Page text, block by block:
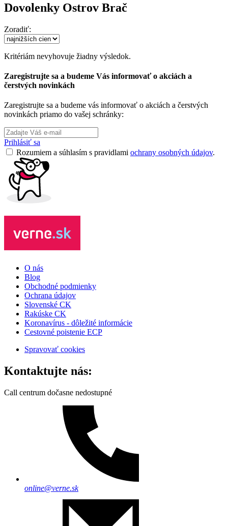
Dovolenky Ostrov Brač
Zoradiť:
Kritériám nevyhovuje žiadny výsledok.
Zaregistrujte sa a budeme Vás informovať o akciách a
čerstvých novinkách
Zaregistrujte sa a budeme vás informovať o akciách a čerstvých
novinkách priamo do vašej schránky:
Prihlásiť sa
Rozumiem a súhlasím s pravidlami ochrany osobných údajov.
O nás
Blog
Obchodné podmienky
Ochrana údajov
Slovenské CK
Rakúske CK
Koronavírus - dôležité informácie
Cestovné poistenie ECP
Spravovať cookies
Kontaktujte nás:
Call centrum dočasne nedostupné
online@verne.sk